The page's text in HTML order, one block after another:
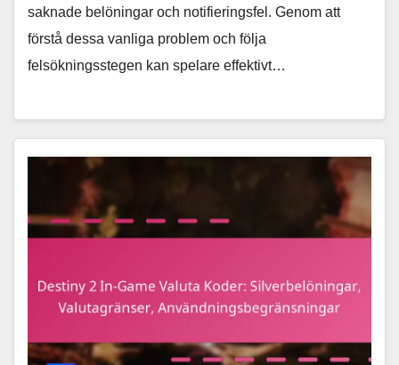
saknade belöningar och notifieringsfel. Genom att
förstå dessa vanliga problem och följa
felsökningsstegen kan spelare effektivt…